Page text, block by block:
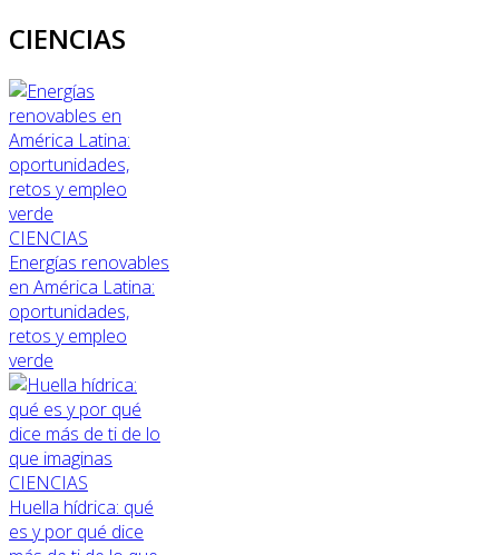
CIENCIAS
CIENCIAS
Energías renovables
en América Latina:
oportunidades,
retos y empleo
verde
CIENCIAS
Huella hídrica: qué
es y por qué dice